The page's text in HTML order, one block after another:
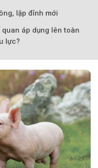
Theo
lập đỉnh mới
áp dụng lên toàn
lực?